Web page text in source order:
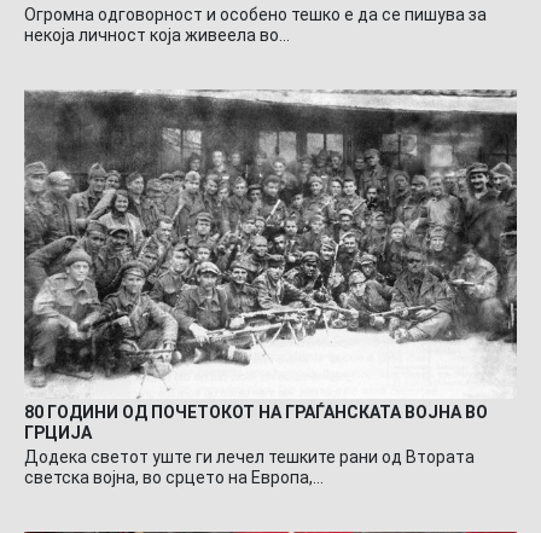
Огромна одговорност и особено тешко е да се пишува за
некоја личност која живеела во…
80 ГОДИНИ ОД ПОЧЕТОКОТ НА ГРАЃАНСКАТА ВОЈНА ВО
ГРЦИЈА
Додека светот уште ги лечел тешките рани од Втората
светска војна, во срцето на Европа,…